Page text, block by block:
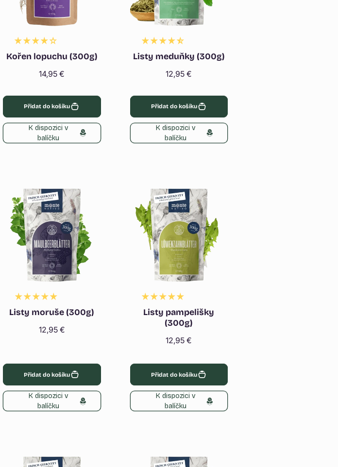
Kořen lopuchu (300g)
Běžná
14,95 €
Přidat do košíku
K dispozici v
balíčku
Listy meduňky (300g)
Běžná
12,95 €
Přidat do košíku
K dispozici v
balíčku
Listy moruše (300g)
Běžná
12,95 €
Přidat do košíku
K dispozici v
balíčku
Listy pampelišky
(300g)
Běžná
12,95 €
Přidat do košíku
K dispozici v
balíčku